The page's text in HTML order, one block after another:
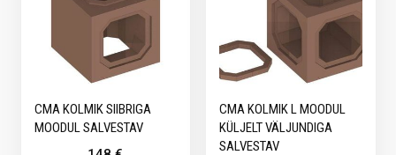
CMA KOLMIK SIIBRIGA
MOODUL SALVESTAV
CMA KOLMIK L MOODUL
KÜLJELT VÄLJUNDIGA
SALVESTAV